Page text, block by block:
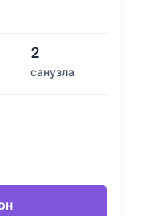
2
санузла